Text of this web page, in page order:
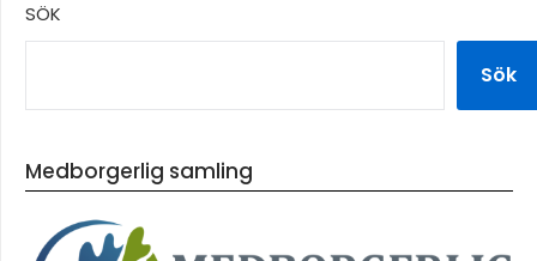
SÖK
Sök
Medborgerlig samling